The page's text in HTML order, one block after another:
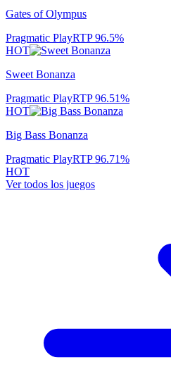
Gates of Olympus
Pragmatic PlayRTP96.5%
HOT
Sweet Bonanza
Pragmatic PlayRTP96.51%
HOT
Big Bass Bonanza
Pragmatic PlayRTP96.71%
HOT
Ver todos los juegos